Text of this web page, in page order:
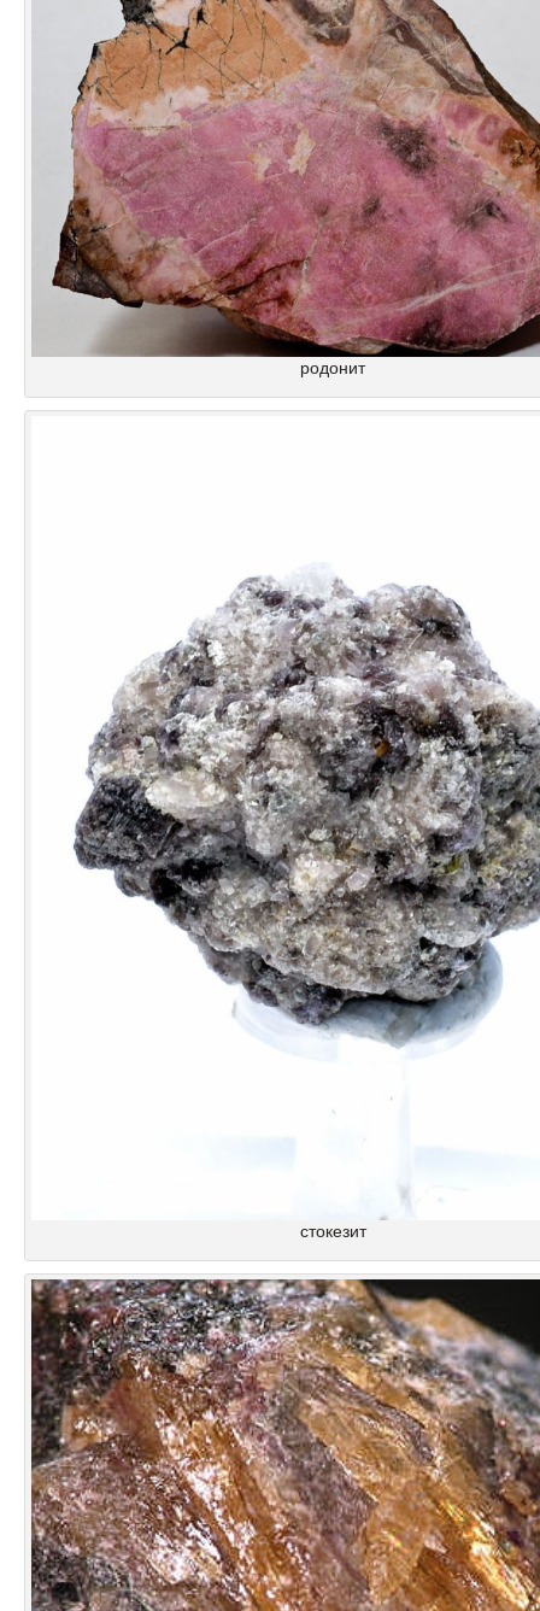
родонит
стокезит